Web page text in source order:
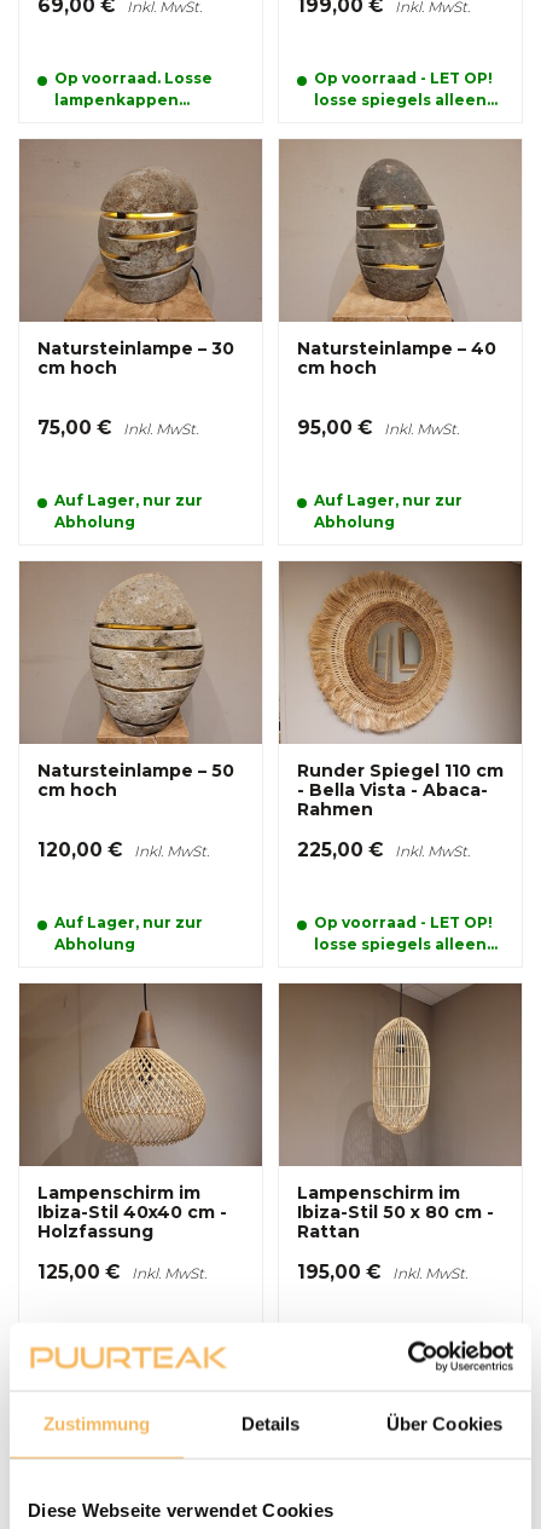
Zustimmung Details Über Cookies
Diese Webseite verwendet Cookies
69,00 € Inkl. MwSt.
Op voorraad. Losse
lampenkappen
afgehaald worden
199,00 € Inkl. MwSt.
Op voorraad - LET OP!
losse spiegels alleen
Natursteinlampe – 30
cm hoch
75,00 € Inkl. MwSt.
Auf Lager, nur zur
Abholung
Natursteinlampe – 40
cm hoch
95,00 € Inkl. MwSt.
Auf Lager, nur zur
Abholung
Natursteinlampe – 50
cm hoch
120,00 € Inkl. MwSt.
Auf Lager, nur zur
Abholung
Runder Spiegel 110 cm
- Bella Vista - Abaca-
Rahmen
225,00 € Inkl. MwSt.
Op voorraad - LET OP!
losse spiegels alleen
Lampenschirm im
Ibiza-Stil 40x40 cm -
Holzfassung
125,00 € Inkl. MwSt.
Auf Lager, Lieferzeit
2–5 Werktage
Lampenschirm im
Ibiza-Stil 50 x 80 cm -
Rattan
195,00 € Inkl. MwSt.
Auf Lager, Lieferzeit
2–5 Werktage